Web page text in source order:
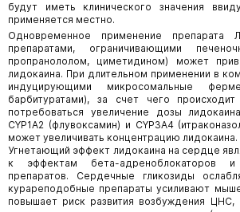
будут иметь клинического значения
применяется местно.
Одновременное применение препарата
препаратами, ограничивающими
пропранололом, циметидином) может
лидокаина. При длительном применении в
индуцирующими микросомальные
барбитуратами), за счет чего
потребоваться увеличение дозы
CYP1A2 (флувоксамин) и CYP3A4
может увеличивать концентрацию лидокаина.
Угнетающий эффект лидокаина на сердце
к эффектам бета-адреноблокаторов и
препаратов. Сердечные гликозиды
курареподобные препараты усиливают
повышает риск развития возбуждения ЦНС,